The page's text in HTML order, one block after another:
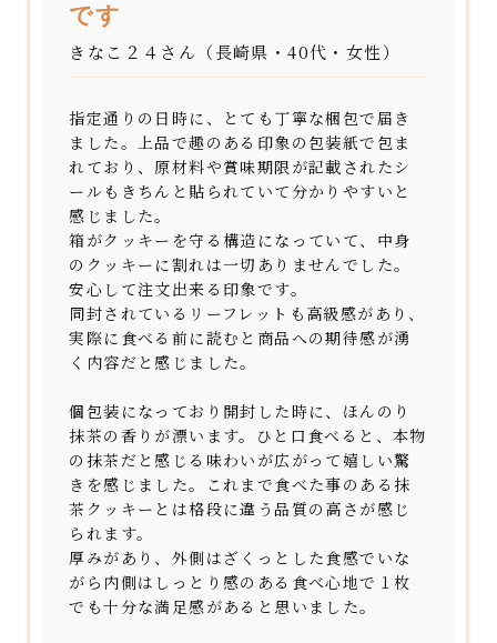
です
きなこ２４さん（長崎県・40代・女性）
指定通りの日時に、とても丁寧な梱包で届き
ました。上品で趣のある印象の包装紙で包ま
れており、原材料や賞味期限が記載されたシ
ールもきちんと貼られていて分かりやすいと
感じました。
箱がクッキーを守る構造になっていて、中身
のクッキーに割れは一切ありませんでした。
安心して注文出来る印象です。
同封されているリーフレットも高級感があり、
実際に食べる前に読むと商品への期待感が湧
く内容だと感じました。
個包装になっており開封した時に、ほんのり
抹茶の香りが漂います。ひと口食べると、本物
の抹茶だと感じる味わいが広がって嬉しい驚
きを感じました。これまで食べた事のある抹
茶クッキーとは格段に違う品質の高さが感じ
られます。
厚みがあり、外側はざくっとした食感でいな
がら内側はしっとり感のある食べ心地で１枚
でも十分な満足感があると思いました。